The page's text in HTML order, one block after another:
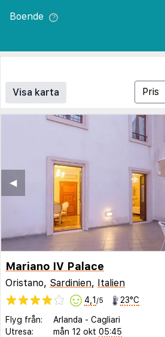
Boende
Visa karta
◀︎
Mariano IV Palace
Oristano, Sardinien, Italien
4,1 /5 23°C
Flyg från: Arlanda - Cagliari
Utresa:
mån 12 okt 05:45